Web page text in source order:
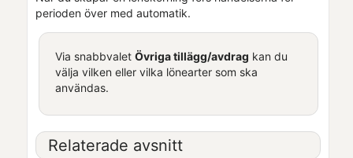
perioden över med automatik.
Via snabbvalet Övriga tillägg/avdrag kan du
välja vilken eller vilka lönearter som ska
användas.
Relaterade avsnitt